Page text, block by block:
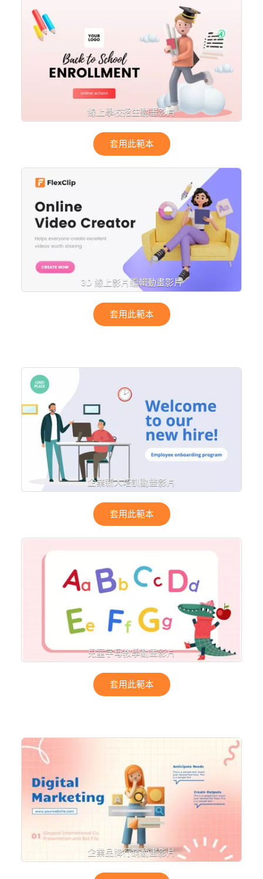
線上學校招生動畫影片
套用此範本
3D 線上影片編輯動畫影片
套用此範本
企業新人培訓動畫影片
套用此範本
兒童字母教學動畫影片
套用此範本
企業品牌行銷動畫影片